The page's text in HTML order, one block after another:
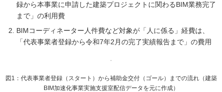
録から本事業に申請した建築プロジェクトに関わるBIM業務完了
まで」の利用費
BIMコーディネーター人件費など対象が「人に係る」経費は、
「代表事業者登録から令和7年2月の完了実績報告まで」の費用
図1：代表事業者登録（スタート）から補助金交付（ゴール）までの流れ（建築
BIM加速化事業実施支援室配信データを元に作成）